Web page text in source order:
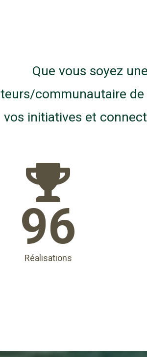
Que vous soyez
communautaire de
vos initiatives et
96
Réalisations